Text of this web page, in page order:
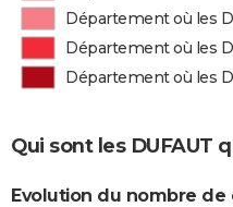
Département où les
Département où les
Département où les
Qui sont les DUFAUT
Evolution du nombre de